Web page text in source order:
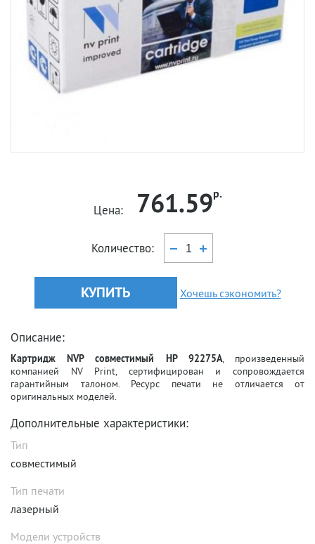
Цена: 761.59р.
Количество:
КУПИТЬ Хочешь сэкономить?
Описание:
Картридж NVP совместимый HP 92275A, произведенный
компанией NV Print, сертифицирован и сопровождается
гарантийным талоном. Ресурс печати не отличается от
оригинальных моделей.
Дополнительные характеристики:
Тип
совместимый
Тип печати
лазерный
Модели устройств